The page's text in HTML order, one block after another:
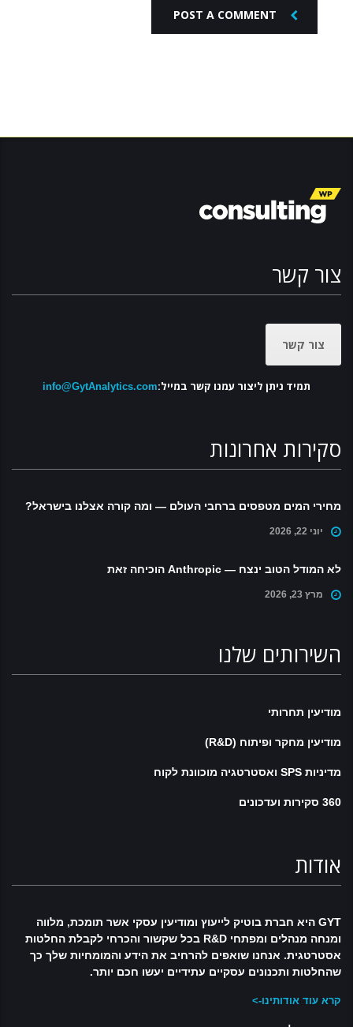
POST A COMMENT
צור קשר
צור קשר
תמיד ניתן ליצור עמנו קשר במייל:info@GytAnalytics.com
סקירות אחרונות
מחירי המים מטפסים ברחבי העולם — ומה קורה אצלנו בישראל?
יוני 22, 2026
לא המודל הטוב ינצח — Anthropic הוכיחה זאת
מרץ 23, 2026
השירותים שלנו
מודיעין תחרותי
מודיעין מחקר ופיתוח (R&D)
מדיניות SPS ואסטרטגיה מוכוונת לקוח
360 סקירות ועדכונים
אודות
GYT היא חברת בוטיק לייעוץ ומודיעין עסקי אשר תומכת, מלווה
ומנחה מנהלים ומפתחי R&D בכל שקשור והכרחי לקבלת החלטות
אסטרטגית. אנחנו שואפים להרחיב את הידע והמומחיות שלך כך
שהחלטות ותכנונים עסקיים עתידיים יעשו חכם יותר.
קרא עוד אודותינו->